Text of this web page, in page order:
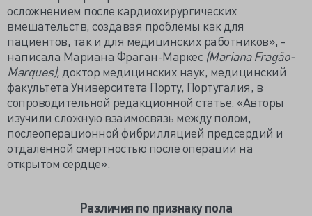
осложнением после кардиохирургических
вмешательств, создавая проблемы как для
пациентов, так и для медицинских работников», -
написала Мариана Фраган-Маркес (Mariana Fragão-
Marques), доктор медицинских наук, медицинский
факультета Университета Порту, Португалия, в
сопроводительной редакционной статье. «Авторы
изучили сложную взаимосвязь между полом,
послеоперационной фибрилляцией предсердий и
отдаленной смертностью после операции на
открытом сердце».
Различия по признаку пола